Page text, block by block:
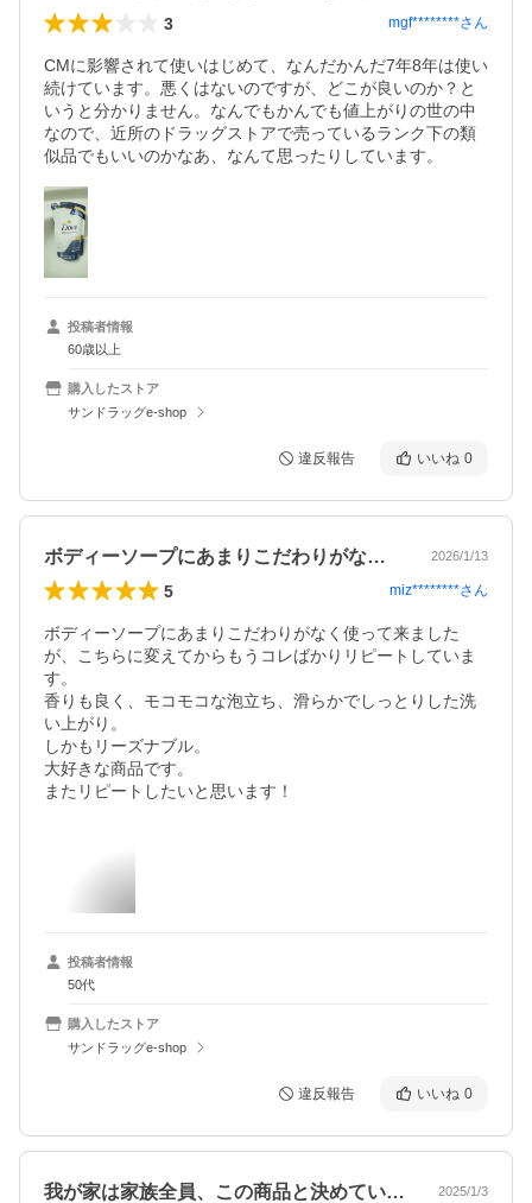
3 mgf********さん
CMに影響されて使いはじめて、なんだかんだ7年8年は使い
続けています。悪くはないのですが、どこが良いのか？と
いうと分かりません。なんでもかんでも値上がりの世の中
なので、近所のドラッグストアで売っているランク下の類
似品でもいいのかなあ、なんて思ったりしています。
投稿者情報
60歳以上
購入したストア
サンドラッグe-shop
違反報告 いいね 0
ボディーソープにあまりこだわりがなく使… 2026/1/13
5 miz********さん
ボディーソープにあまりこだわりがなく使って来ました
が、こちらに変えてからもうコレばかりリピートしていま
す。
香りも良く、モコモコな泡立ち、滑らかでしっとりした洗
い上がり。
しかもリーズナブル。
大好きな商品です。
またリピートしたいと思います！
投稿者情報
50代
購入したストア
サンドラッグe-shop
違反報告 いいね 0
我が家は家族全員、この商品と決めていま… 2025/1/3